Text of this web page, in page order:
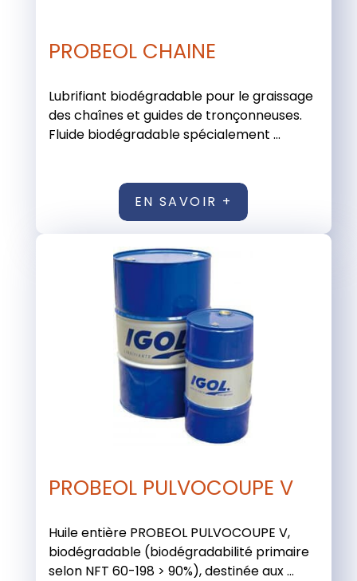
PROBEOL CHAINE
Lubrifiant biodégradable pour le graissage
des chaînes et guides de tronçonneuses.
Fluide biodégradable spécialement ...
EN SAVOIR +
PROBEOL PULVOCOUPE V
Huile entière PROBEOL PULVOCOUPE V,
biodégradable (biodégradabilité primaire
selon NFT 60-198 > 90%), destinée aux ...